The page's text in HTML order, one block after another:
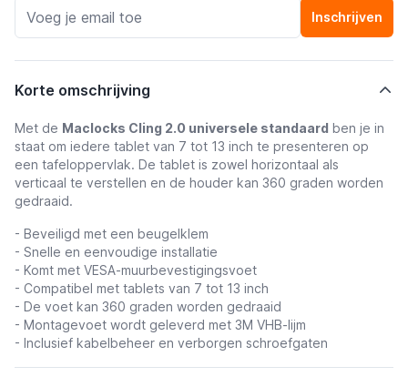
Inschrijven
Korte omschrijving
Met de Maclocks Cling 2.0 universele standaard ben je in
staat om iedere tablet van 7 tot 13 inch te presenteren op
een tafeloppervlak. De tablet is zowel horizontaal als
verticaal te verstellen en de houder kan 360 graden worden
gedraaid.
- Beveiligd met een beugelklem
- Snelle en eenvoudige installatie
- Komt met VESA-muurbevestigingsvoet
- Compatibel met tablets van 7 tot 13 inch
- De voet kan 360 graden worden gedraaid
- Montagevoet wordt geleverd met 3M VHB-lijm
- Inclusief kabelbeheer en verborgen schroefgaten